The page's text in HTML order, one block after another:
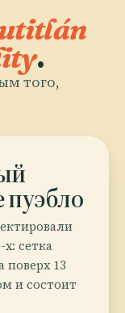
.
того,
пуэбло
сетка
поверх 13
и состоит